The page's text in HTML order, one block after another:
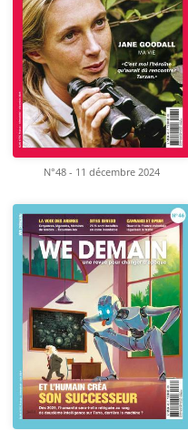
N°48 - 11 décembre 2024